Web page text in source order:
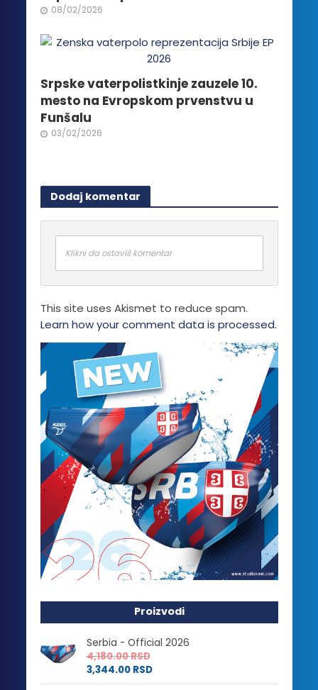
08/02/2026
Srpske vaterpolistkinje zauzele 10.
mesto na Evropskom prvenstvu u
Funšalu
03/02/2026
Dodaj komentar
Klikni da ostaviš komentar
This site uses Akismet to reduce spam.
Learn how your comment data is processed.
Proizvodi
Serbia - Official 2026
4,180.00RSD
3,344.00 RSD